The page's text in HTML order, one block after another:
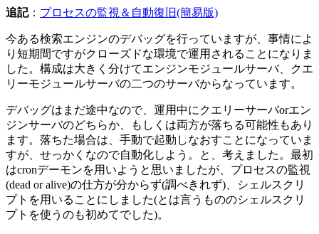
追記： プロセスの監視＆自動復旧(簡易版)
今ある検索エンジンのデバッグを行っていますが、事情によ
り短期間ですがクローズドな環境で運用されることになりま
した。構成は大きく分けてエンジンモジュールサーバ、クエ
リーモジュールサーバの二つのサーバからなっています。
デバッグはまだ途中なので、運用中にクエリーサーバorエン
ジンサーバのどちらか、もしくは両方が落ちる可能性もあり
ます。落ちた場合は、手動で起動しなおすことになっていま
すが、せっかくなので自動化しよう。と、考えました。最初
はcronデーモンを用いようと思いましたが、プロセスの監視
(dead or alive)の仕方が分からず(調べきれず)、シェルスクリ
プトを用いることにしました(とは言うもののシェルスクリ
プトを使うのも初めてでした)。